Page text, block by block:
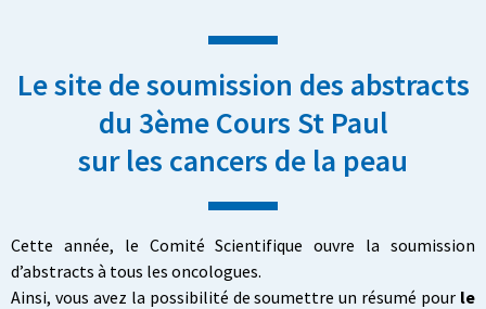
Le site de soumission des abstracts
du 3ème Cours St Paul
sur les cancers de la peau
Cette année, le Comité Scientifique ouvre la soumission
d’abstracts à tous les oncologues.
Ainsi, vous avez la possibilité de soumettre un résumé pour le